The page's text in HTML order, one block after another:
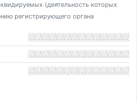
(деятельность которых
регистрирующего органа